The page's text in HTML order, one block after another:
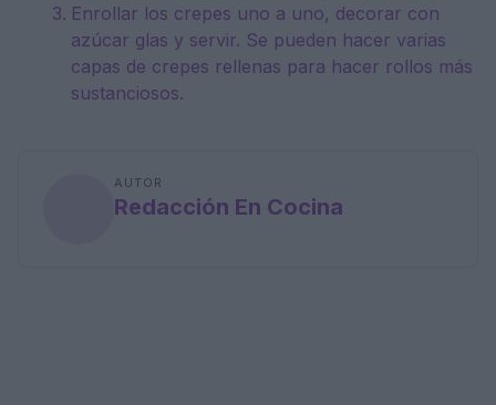
Enrollar los crepes uno a uno, decorar con
azúcar glas y servir. Se pueden hacer varias
capas de crepes rellenas para hacer rollos más
sustanciosos.
AUTOR
Redacción En Cocina